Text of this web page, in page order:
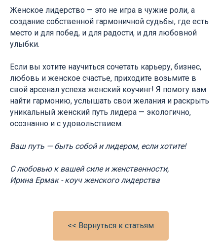
Женское лидерство — это не игра в чужие роли, а
создание собственной гармоничной судьбы, где есть
место и для побед, и для радости, и для любовной
улыбки.
Если вы хотите научиться сочетать карьеру, бизнес,
любовь и женское счастье, приходите возьмите в
свой арсенал успеха женский коучинг! Я помогу вам
найти гармонию, услышать свои желания и раскрыть
уникальный женский путь лидера — экологично,
осознанно и с удовольствием.
Ваш путь — быть собой и лидером, если хотите!
С любовью к вашей силе и женственности,
Ирина Ермак - коуч женского лидерства
<< Вернуться к статьям